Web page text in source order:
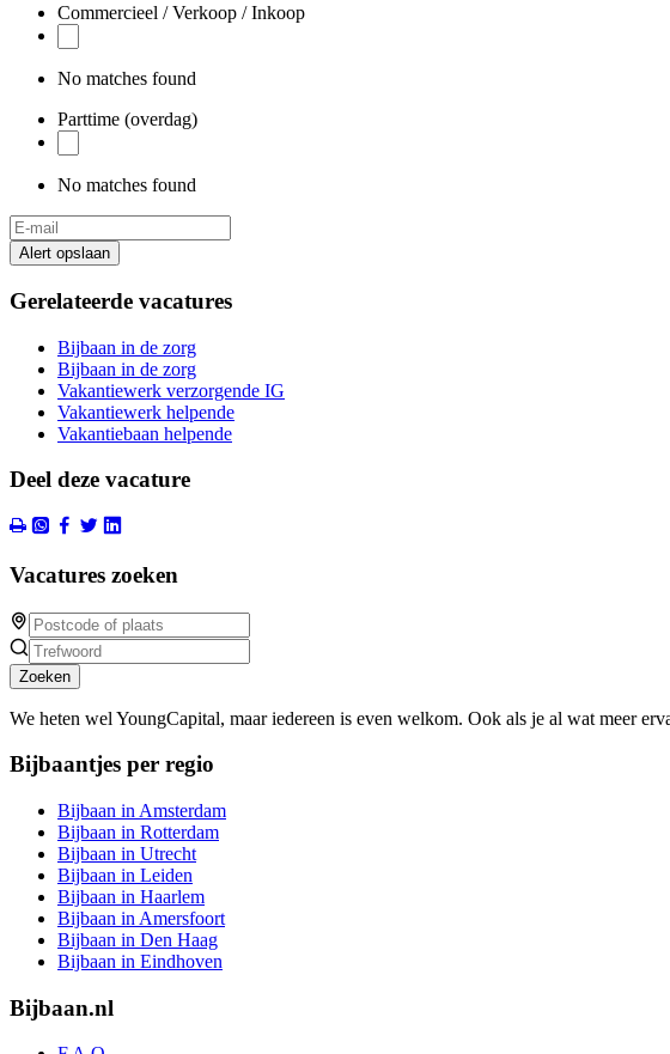
human,
Commercieel / Verkoop / Inkoop
No matches found
Parttime (overdag)
No matches found
Alert opslaan
Gerelateerde vacatures
Bijbaan in de zorg
Bijbaan in de zorg
Vakantiewerk verzorgende IG
Vakantiewerk helpende
Vakantiebaan helpende
Deel deze vacature
Vacatures zoeken
Zoeken
We heten wel YoungCapital, maar iedereen is even welkom. Ook als je al wat meer
Bijbaantjes per regio
Bijbaan in Amsterdam
Bijbaan in Rotterdam
Bijbaan in Utrecht
Bijbaan in Leiden
Bijbaan in Haarlem
Bijbaan in Amersfoort
Bijbaan in Den Haag
Bijbaan in Eindhoven
Bijbaan.nl